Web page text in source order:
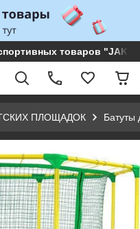
товаров
ПЛОЩАДОК Батуты